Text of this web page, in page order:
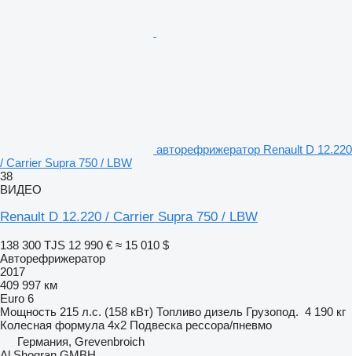
авторефрижератор Renault D 12.220
/ Carrier Supra 750 / LBW
38
ВИДЕО
Renault D 12.220 / Carrier Supra 750 / LBW
138 300 TJS 12 990 € ≈ 15 010 $
Авторефрижератор
2017
409 997 км
Euro 6
Мощность 215 л.с. (158 кВт) Топливо дизель Грузопод. 4 190 кг
Колесная формула 4x2 Подвеска рессора/пневмо
Германия, Grevenbroich